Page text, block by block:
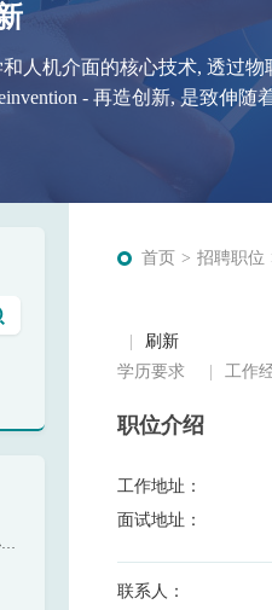
人机介面的核心技术, 透过物
- 再造创新, 是致伸随
永续是致伸作为企业公民的
工、投入偏乡教育及老年陪
首页 招聘职位
刷新
学历要求
工作
职位介绍
工作地址：
面试地址：
联系人：